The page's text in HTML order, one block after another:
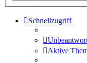
Schnellzugriff
Aktive